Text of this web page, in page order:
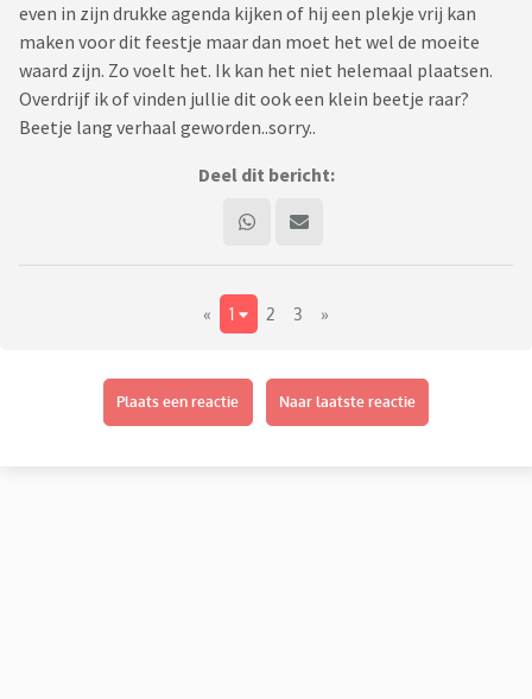
even in zijn drukke agenda kijken of hij een plekje vrij kan
maken voor dit feestje maar dan moet het wel de moeite
waard zijn. Zo voelt het. Ik kan het niet helemaal plaatsen.
Overdrijf ik of vinden jullie dit ook een klein beetje raar?
Beetje lang verhaal geworden..sorry..
Deel dit bericht:
« 1 2 3 »
Plaats een reactie Naar laatste reactie